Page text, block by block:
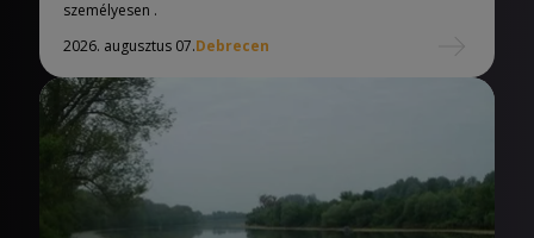
személyesen .
2026. augusztus 07.Debrecen